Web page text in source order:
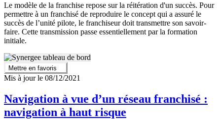
Le modèle de la franchise repose sur la réitération d'un succès. Pour
permettre à un franchisé de reproduire le concept qui a assuré le
succès de l’unité pilote, le franchiseur doit transmettre son savoir-
faire. Cette transmission passe essentiellement par la formation
initiale.
Mettre en favoris
Mis à jour le 08/12/2021
Navigation à vue d’un réseau franchisé :
navigation à haut risque